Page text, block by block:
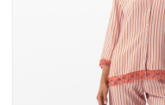
Lingerie-accessoires